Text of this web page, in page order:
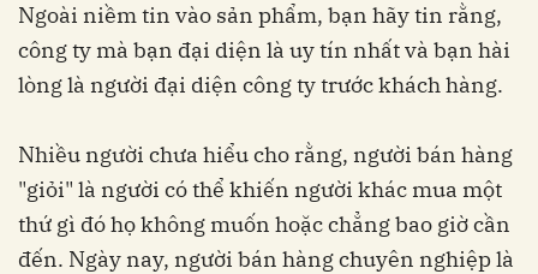
Ngoài niềm tin vào sản phẩm, bạn hãy tin rằng,
công ty mà bạn đại diện là uy tín nhất và bạn hài
lòng là người đại diện công ty trước khách hàng.
Nhiều người chưa hiểu cho rằng, người bán hàng
"giỏi" là người có thể khiến người khác mua một
thứ gì đó họ không muốn hoặc chẳng bao giờ cần
đến. Ngày nay, người bán hàng chuyên nghiệp là